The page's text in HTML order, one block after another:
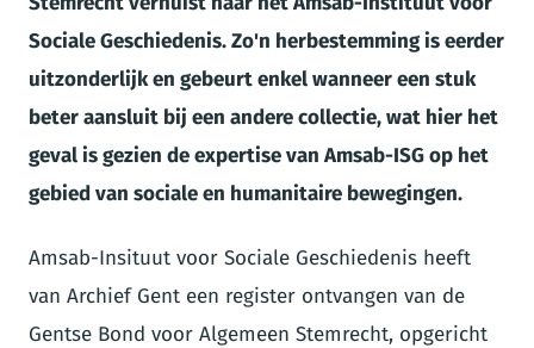
Sociale Geschiedenis. Zo'n herbestemming is eerder
uitzonderlijk en gebeurt enkel wanneer een stuk
beter aansluit bij een andere collectie, wat hier het
geval is gezien de expertise van Amsab-ISG op het
gebied van sociale en humanitaire bewegingen.
Amsab-Insituut voor Sociale Geschiedenis heeft
van Archief Gent een register ontvangen van de
Gentse Bond voor Algemeen Stemrecht, opgericht